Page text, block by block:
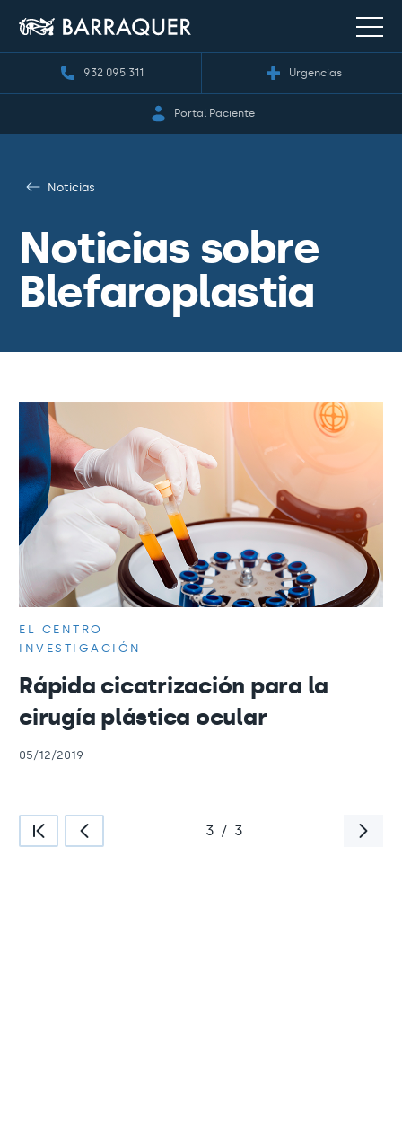
932 095 311 Urgencias
Portal Paciente
Noticias
Noticias sobre
Blefaroplastia
EL CENTRO
INVESTIGACIÓN
Rápida cicatrización para la
cirugía plástica ocular
05/12/2019
3 / 3